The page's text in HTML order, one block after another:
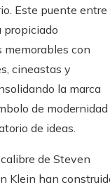
Este puente entre
propiciado
memorables con
cineastas y
la marca
de modernidad
de ideas.
de Steven
Klein han